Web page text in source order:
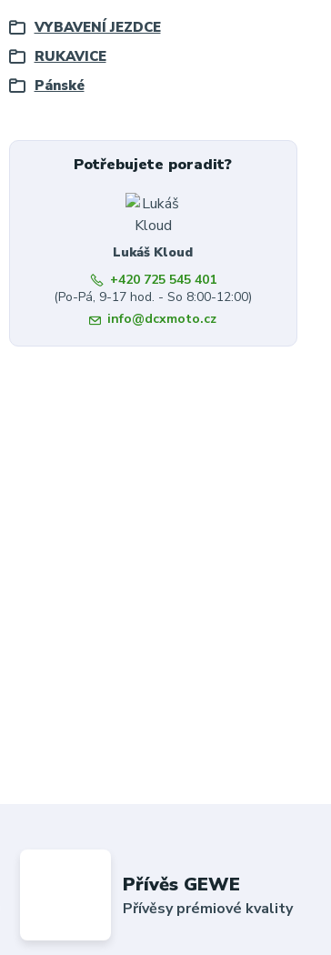
VYBAVENÍ JEZDCE
RUKAVICE
Pánské
Potřebujete poradit?
Lukáš Kloud
+420 725 545 401
(Po-Pá, 9-17 hod. - So 8:00-12:00)
info@dcxmoto.cz
Přívěs GEWE
Přívěsy prémiové kvality